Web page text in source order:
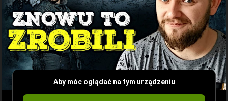
Aby móc oglądać na tym urządzeniu